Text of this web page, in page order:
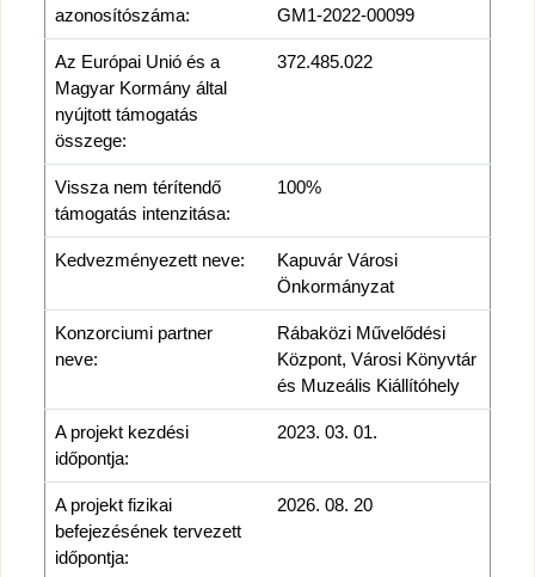
azonosítószáma:
GM1-2022-00099
Az Európai Unió és a
Magyar Kormány által
nyújtott támogatás
összege:
372.485.022
Vissza nem térítendő
támogatás intenzitása:
100%
Kedvezményezett neve:
Kapuvár Városi
Önkormányzat
Konzorciumi partner
neve:
Rábaközi Művelődési
Központ, Városi Könyvtár
és Muzeális Kiállítóhely
A projekt kezdési
időpontja:
2023. 03. 01.
A projekt fizikai
befejezésének tervezett
időpontja:
2026. 08. 20